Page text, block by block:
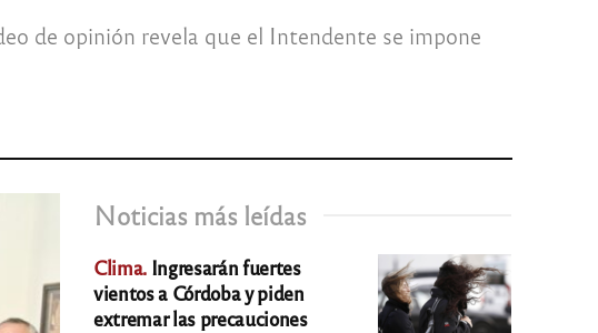
de opinión revela que el Intendente se impone
Noticias más leídas
Clima. Ingresarán fuertes
vientos a Córdoba y piden
extremar las precauciones